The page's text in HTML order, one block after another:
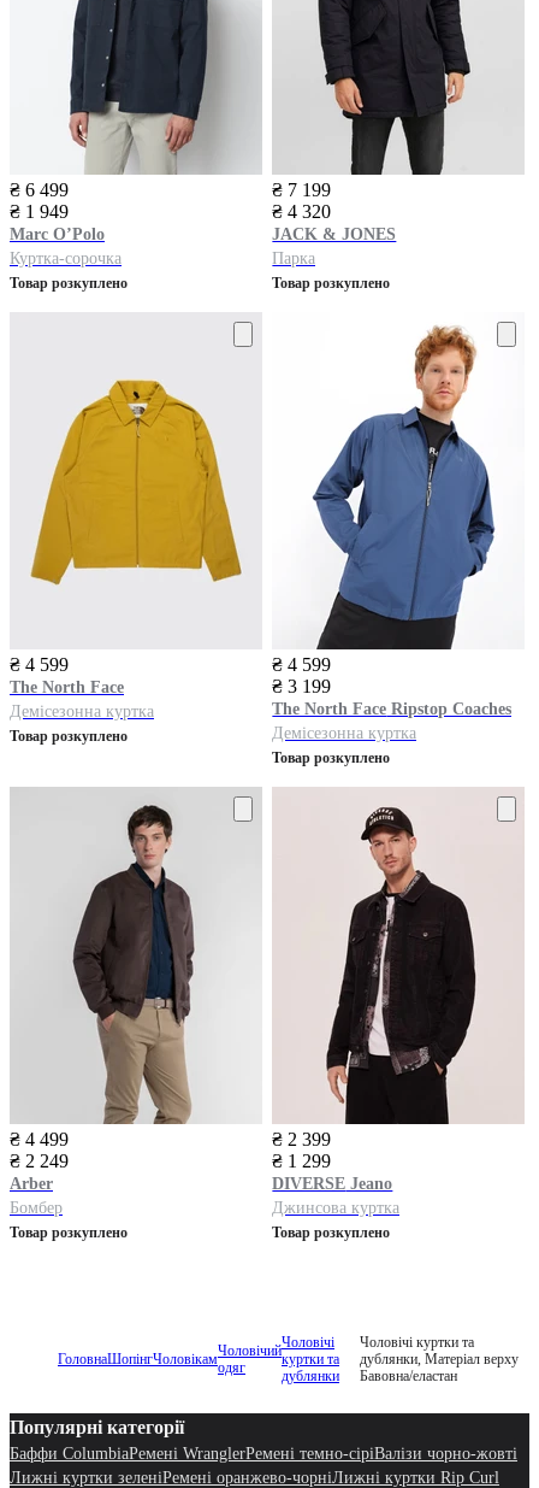
₴ 6 499
₴ 1 949
Marc O’Polo
Куртка-сорочка
Товар розкуплено
₴ 7 199
₴ 4 320
JACK & JONES
Парка
Товар розкуплено
₴ 4 599
The North Face
Демісезонна куртка
Товар розкуплено
₴ 4 599
₴ 3 199
The North Face Ripstop Coaches
Демісезонна куртка
Товар розкуплено
₴ 4 499
₴ 2 249
Arber
Бомбер
Товар розкуплено
₴ 2 399
₴ 1 299
DIVERSE Jeano
Джинсова куртка
Товар розкуплено
ГоловнаШопінгЧоловікамЧоловічий
одяг
Чоловічі
куртки та
дублянки
Чоловічі куртки та
дублянки, Матеріал верху
Бавовна/еластан
Популярні категорії
Баффи ColumbiaРемені WranglerРемені темно-сіріВалізи чорно-жовті
Лижні куртки зеленіРемені оранжево-чорніЛижні куртки Rip Curl